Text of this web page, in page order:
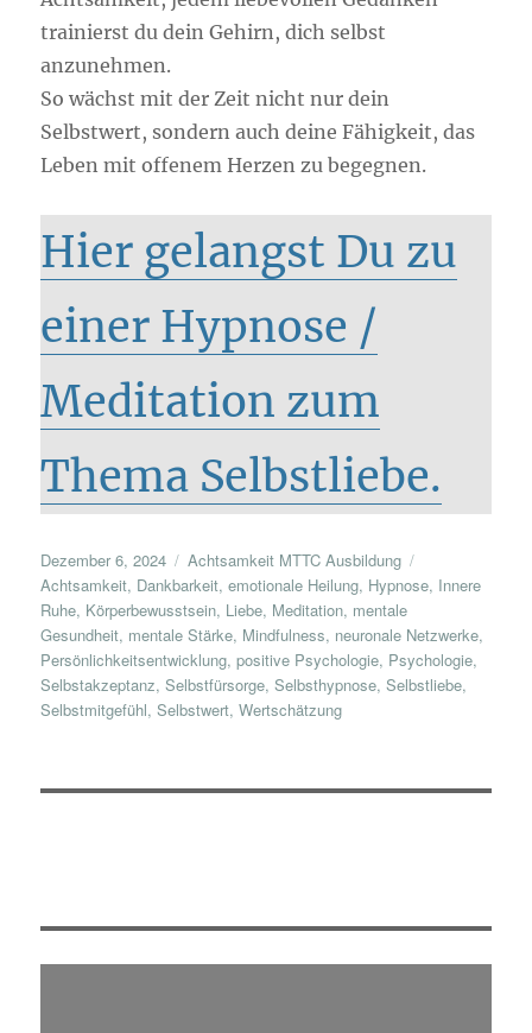
trainierst du dein Gehirn, dich selbst
anzunehmen.
So wächst mit der Zeit nicht nur dein
Selbstwert, sondern auch deine Fähigkeit, das
Leben mit offenem Herzen zu begegnen.
Hier gelangst Du zu
einer Hypnose /
Meditation zum
Thema Selbstliebe.
Veröffentlicht
am
Dezember 6, 2024 Kategorien
Achtsamkeit MTTC Ausbildung
Achtsamkeit, Dankbarkeit,emotionale Heilung, Hypnose, Innere
Ruhe, Körperbewusstsein, Liebe, Meditation, mentale
Gesundheit, mentale Stärke, Mindfulness, neuronale Netzwerke,
Persönlichkeitsentwicklung,positive Psychologie, Psychologie,
Selbstakzeptanz,Selbstfürsorge,Selbsthypnose,Selbstliebe,
Selbstmitgefühl,Selbstwert,Wertschätzung